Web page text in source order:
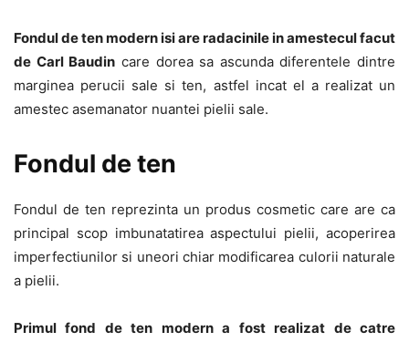
Fondul de ten modern isi are radacinile in amestecul facut
de Carl Baudin care dorea sa ascunda diferentele dintre
marginea perucii sale si ten, astfel incat el a realizat un
amestec asemanator nuantei pielii sale.
Fondul de ten
Fondul de ten reprezinta un produs cosmetic care are ca
principal scop imbunatatirea aspectului pielii, acoperirea
imperfectiunilor si uneori chiar modificarea culorii naturale
a pielii.
Primul fond de ten modern a fost realizat de catre